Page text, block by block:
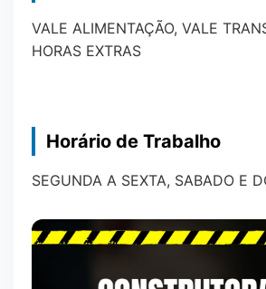
VALE ALIMENTAÇÃO, VALE
HORAS EXTRAS
Horário de Trabalho
SEGUNDA A SEXTA, SABADO E